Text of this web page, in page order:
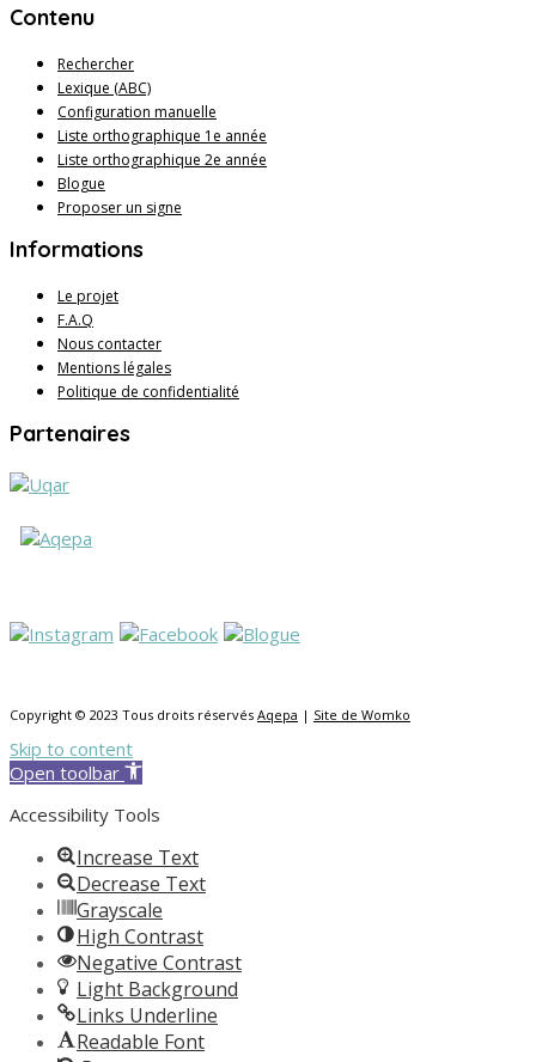
Contenu
Rechercher
Lexique (ABC)
Configuration manuelle
Liste orthographique 1e année
Liste orthographique 2e année
Blogue
Proposer un signe
Informations
Le projet
F.A.Q
Nous contacter
Mentions légales
Politique de confidentialité
Partenaires
Copyright © 2023 Tous droits réservés Aqepa | Site de Womko
Skip to content
Open toolbar
Accessibility Tools
Increase Text
Decrease Text
Grayscale
High Contrast
Negative Contrast
Light Background
Links Underline
Readable Font